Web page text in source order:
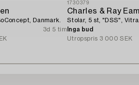
Danmark.
3d 5 tim
1730379
Charles & Ray
Stolar, 5 st, "DSS", Vitra.
Inga bud
Utropspris 3 000 SEK